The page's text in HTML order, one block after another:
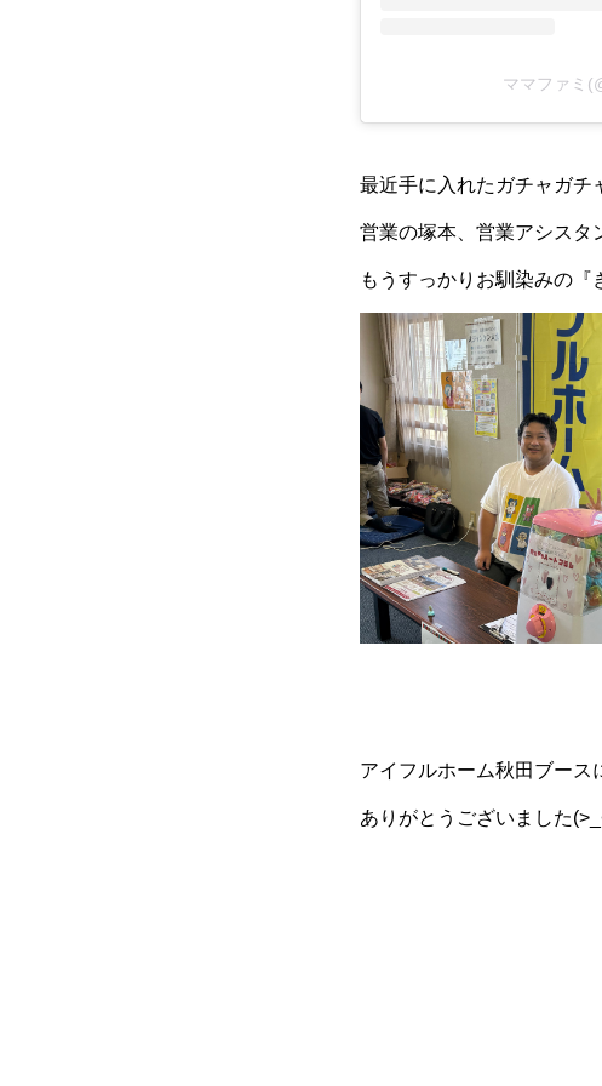
ママファミ
最近手に入れたガチャガチ
営業の塚本、営業アシスタ
もうすっかりお馴染みの
アイフルホーム秋田ブース
ありがとうございました